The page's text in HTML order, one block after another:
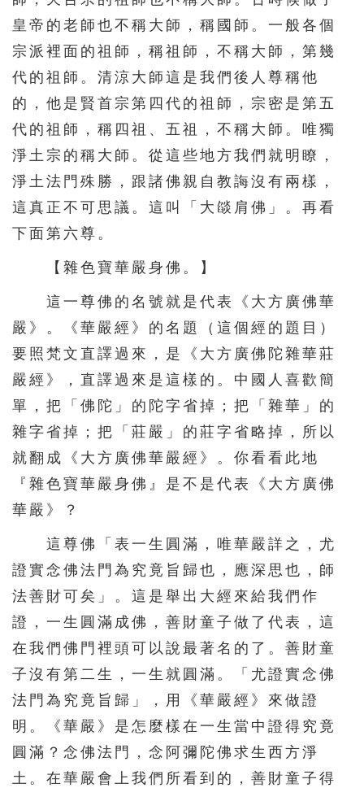
皇帝的老師也不稱大師，稱國師。一般各個
宗派裡面的祖師，稱祖師，不稱大師，第幾
代的祖師。清涼大師這是我們後人尊稱他
的，他是賢首宗第四代的祖師，宗密是第五
代的祖師，稱四祖、五祖，不稱大師。唯獨
淨土宗的稱大師。從這些地方我們就明瞭，
淨土法門殊勝，跟諸佛親自教誨沒有兩樣，
這真正不可思議。這叫「大燄肩佛」。再看
下面第六尊。
【雜色寶華嚴身佛。】
這一尊佛的名號就是代表《大方廣佛華
嚴》。《華嚴經》的名題（這個經的題目）
要照梵文直譯過來，是《大方廣佛陀雜華莊
嚴經》，直譯過來是這樣的。中國人喜歡簡
單，把「佛陀」的陀字省掉；把「雜華」的
雜字省掉；把「莊嚴」的莊字省略掉，所以
就翻成《大方廣佛華嚴經》。你看看此地
『雜色寶華嚴身佛』是不是代表《大方廣佛
華嚴》？
這尊佛「表一生圓滿，唯華嚴詳之，尤
證實念佛法門為究竟旨歸也，應深思也，師
法善財可矣」。這是舉出大經來給我們作
證，一生圓滿成佛，善財童子做了代表，這
在我們佛門裡頭可以說最著名的了。善財童
子沒有第二生，一生就圓滿。「尤證實念佛
法門為究竟旨歸」，用《華嚴經》來做證
明。《華嚴》是怎麼樣在一生當中證得究竟
圓滿？念佛法門，念阿彌陀佛求生西方淨
土。在華嚴會上我們所看到的，善財童子得